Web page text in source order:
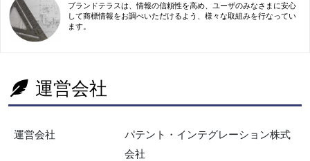
ブランドテラスは、情報の信頼性を高め、ユーザのみなさまに安心
して商標情報をお調べいただけるよう、様々な取組みを行なってい
ます。
運営会社
運営会社
パテント・インテグレーション株式
会社